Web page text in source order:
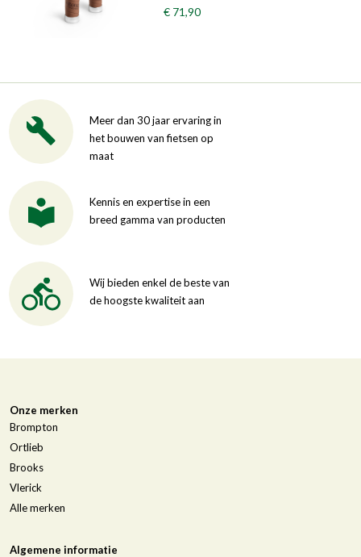
€ 71,90
Meer dan 30 jaar ervaring in
het bouwen van fietsen op
maat
Kennis en expertise in een
breed gamma van producten
Wij bieden enkel de beste van
de hoogste kwaliteit aan
Onze merken
Brompton
Ortlieb
Brooks
Vlerick
Alle merken
Algemene informatie